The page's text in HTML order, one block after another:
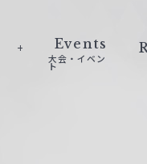
Events
大会・イベン
ト